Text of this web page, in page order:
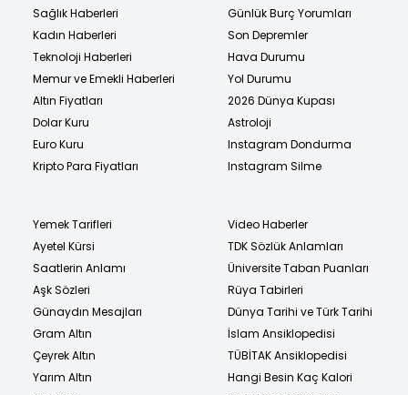
Sağlık Haberleri
Kadın Haberleri
Teknoloji Haberleri
Memur ve Emekli Haberleri
Altın Fiyatları
Dolar Kuru
Euro Kuru
Kripto Para Fiyatları
Günlük Burç Yorumları
Son Depremler
Hava Durumu
Yol Durumu
2026 Dünya Kupası
Astroloji
Instagram Dondurma
Instagram Silme
Yemek Tarifleri
Ayetel Kürsi
Saatlerin Anlamı
Aşk Sözleri
Günaydın Mesajları
Gram Altın
Çeyrek Altın
Yarım Altın
Video Haberler
TDK Sözlük Anlamları
Üniversite Taban Puanları
Rüya Tabirleri
Dünya Tarihi ve Türk Tarihi
İslam Ansiklopedisi
TÜBİTAK Ansiklopedisi
Hangi Besin Kaç Kalori